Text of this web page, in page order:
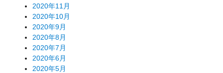
2020年11月
2020年10月
2020年9月
2020年8月
2020年7月
2020年6月
2020年5月